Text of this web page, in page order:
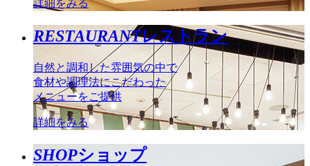
詳細をみる
RESTAURANTレストラン
自然と調和した雰囲気の中で
食材や調理法にこだわった
メニューをご提供
詳細をみる
SHOPショップ